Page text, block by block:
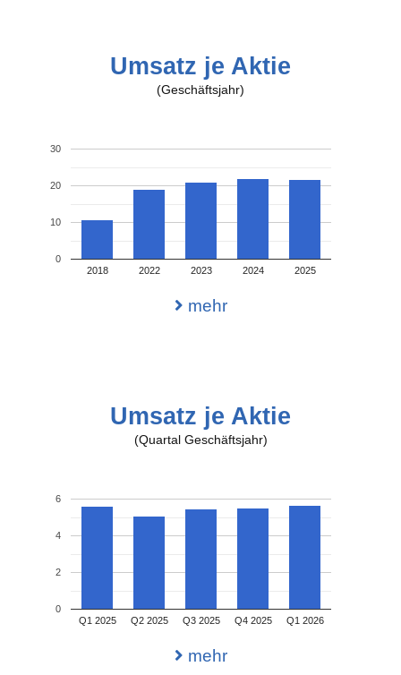
Umsatz je Aktie
(Geschäftsjahr)
2018 2022 2023 2024 2025
0
10
20
30
mehr
Umsatz je Aktie
(Quartal Geschäftsjahr)
Q1 2025 Q2 2025 Q3 2025 Q4 2025 Q1 2026
0
2
4
6
mehr